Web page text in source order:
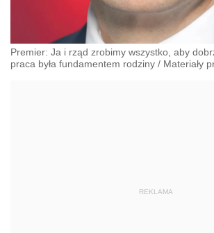
Premier: Ja i rząd zrobimy wszystko, aby
praca była fundamentem rodziny / Materiały